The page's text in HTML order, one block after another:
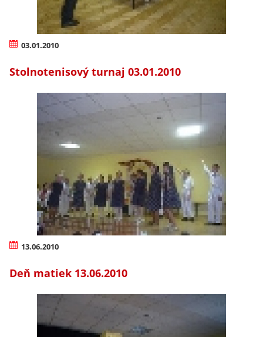
03.01.2010
Stolnotenisový turnaj 03.01.2010
13.06.2010
Deň matiek 13.06.2010